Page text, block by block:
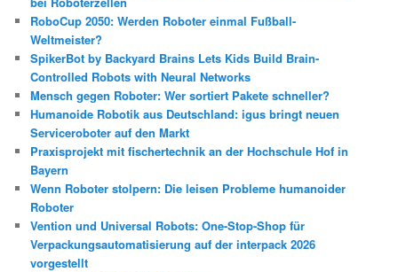
RoboCup 2050: Werden Roboter einmal Fußball-
Weltmeister?
SpikerBot by Backyard Brains Lets Kids Build Brain-
Controlled Robots with Neural Networks
Mensch gegen Roboter: Wer sortiert Pakete schneller?
Humanoide Robotik aus Deutschland: igus bringt neuen
Serviceroboter auf den Markt
Praxisprojekt mit fischertechnik an der Hochschule Hof in
Bayern
Wenn Roboter stolpern: Die leisen Probleme humanoider
Roboter
Vention und Universal Robots: One-Stop-Shop für
Verpackungsautomatisierung auf der interpack 2026
vorgestellt